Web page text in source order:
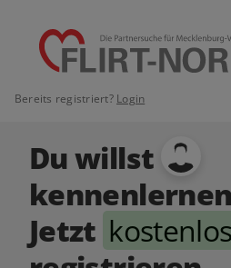
Bereits registriert? Login
Du willst
Jetzt kostenlos